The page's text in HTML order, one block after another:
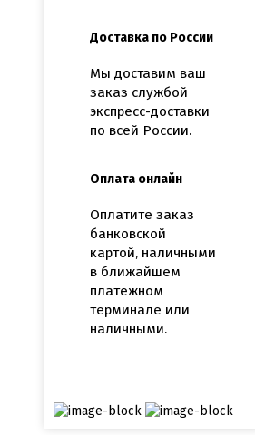
Доставка по России
Мы доставим ваш
заказ службой
экспресс-доставки
по всей России.
Оплата онлайн
Оплатите заказ
банковской
картой, наличными
в ближайшем
платежном
терминале или
наличными.